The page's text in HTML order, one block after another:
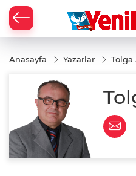
Anasayfa Yazarlar Tolga